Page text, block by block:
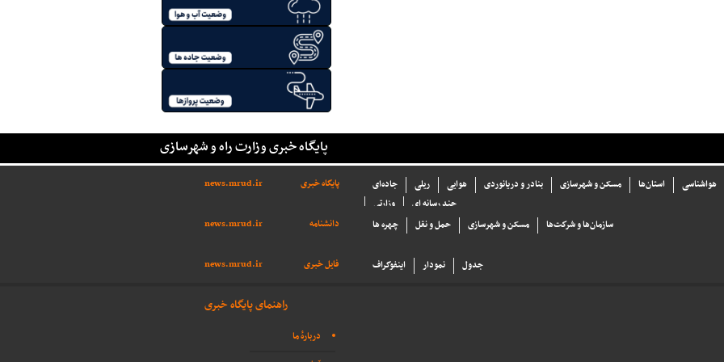
پایگاه خبری وزارت راه و شهرسازی
پایگاه خبری news.mrud.ir جاده‌ای ریلی هوایی بنادر و دریانوردی مسکن و شهرسازی استان‌ها
هواشناسی
وزارتی
چند رسانه ای
دانشنامه
news.mrud.ir چهره ها حمل و نقل مسکن و شهرسازی سازما‌ن‌ها و شركت‌ها
فایل خبری news.mrud.ir اینفوگراف نمودار جدول
راهنمای پایگاه خبری
دربارهٔ ما